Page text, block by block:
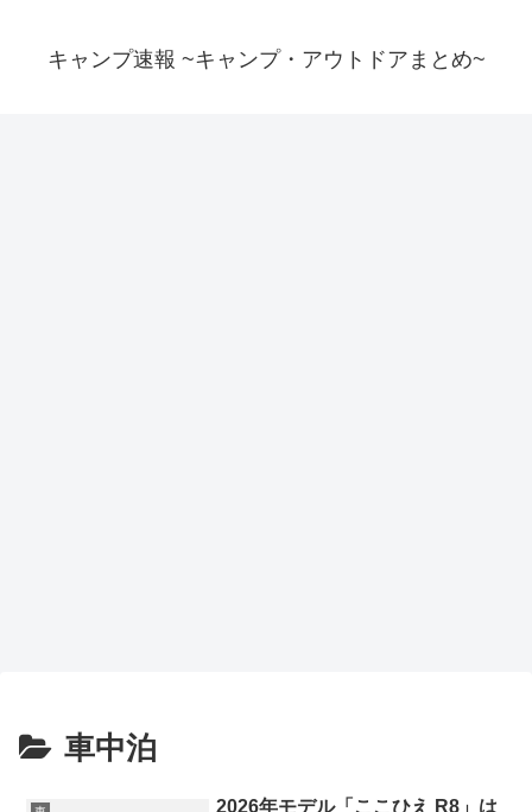
キャンプ速報 ~キャンプ・アウトドアまとめ~
車中泊
2026年モデル「ここひえ R8」は